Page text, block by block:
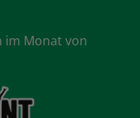
im Monat von